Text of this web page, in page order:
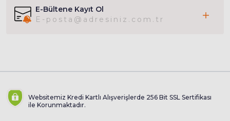
E-Bültene Kayıt Ol
Websitemiz Kredi Kartlı Alışverişlerde 256 Bit SSL Sertifikası
ile Korunmaktadır.